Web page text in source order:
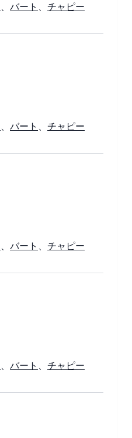
、 バート 、 チャピー
、 バート 、 チャピー
、 バート 、 チャピー
、 バート 、 チャピー